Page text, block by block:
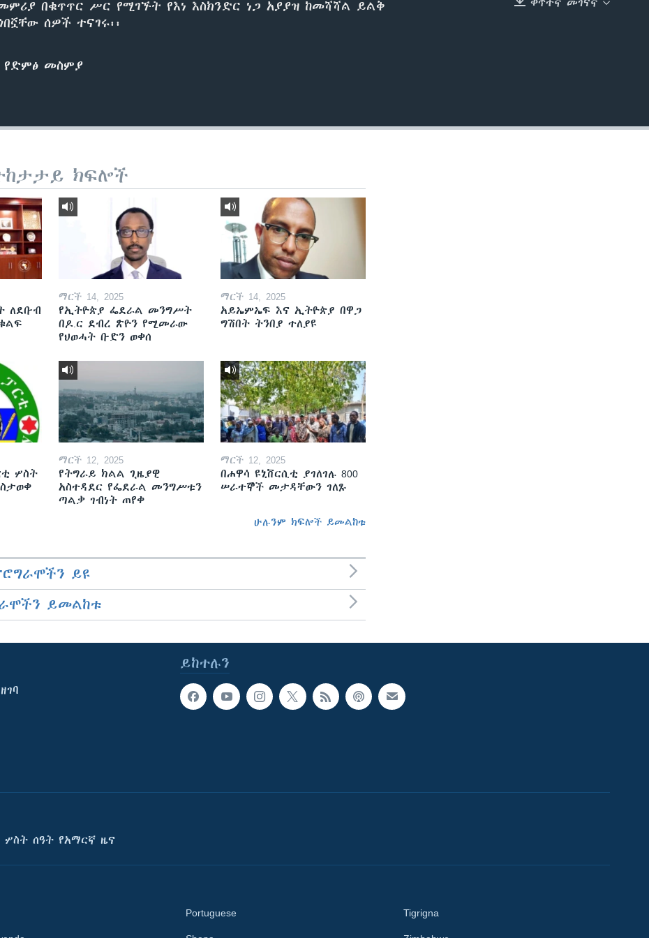
EMBED
በቁጥጥር ሥር የሚገኙት የእነ እስክንድር ነጋ አያያዝ ከመሻሻል ይልቅ
ሰዎች ተናገሩ፡፡
መስምያ
ክፍሎች
ለደቡብ
ማርች 14, 2025
የኢትዮጵያ ፌደራል መንግሥት
በዶ.ር ደብረ ጽዮን የሚመራው
የህወሓት ቡድን ወቀሰ
ማርች 14, 2025
አይኤምኤፍ እና ኢትዮጵያ በዋጋ
ግሽበት ትንበያ ተለያዩ
ሦስት
ማርች 12, 2025
የትግራይ ክልል ጊዜያዊ
አስተዳደር የፌደራል መንግሥቱን
ጣልቃ ገብነት ጠየቀ
ማርች 12, 2025
በሐዋሳ ዩኒቨርሲቲ ያገለገሉ 800
ሠራተኞች መታዳቸውን ገለጹ
ሁሉንም ክፍሎች ይመልከቱ
ይዩ
ይመልከቱ
ይከተሉን
ሦስት ሰዓት የአማርኛ ዜና
Portuguese Tigrigna